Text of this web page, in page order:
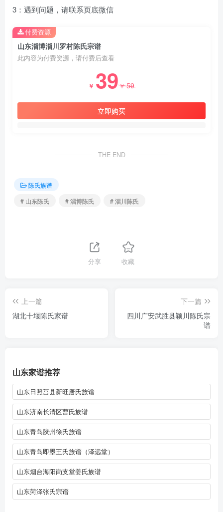
3：遇到问题，请联系页底微信
山东淄博淄川罗村陈氏宗谱
此内容为付费资源，请付费后查看
￥ 39￥59
立即购买
付费资源
THE END
陈氏族谱
# 山东陈氏
# 淄博陈氏 # 淄川陈氏
分享 收藏
上一篇
湖北十堰陈氏家谱
下一篇
四川广安武胜县颖川陈氏宗
谱
山东家谱推荐
山东日照莒县新旺唐氏族谱
山东济南长清区曹氏族谱
山东青岛胶州徐氏族谱
山东青岛即墨王氏族谱（泽远堂）
山东烟台海阳峝支堂姜氏族谱
山东菏泽张氏宗谱